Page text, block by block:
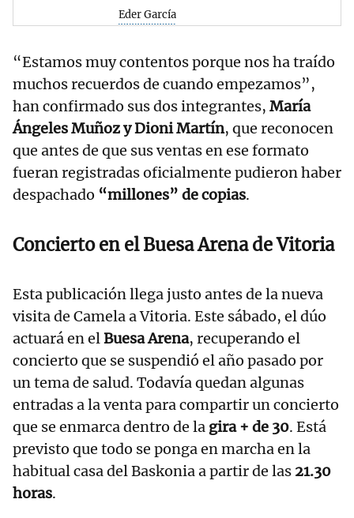
Eder García
“Estamos muy contentos porque nos ha traído
muchos recuerdos de cuando empezamos”,
han confirmado sus dos integrantes, María
Ángeles Muñoz y Dioni Martín, que reconocen
que antes de que sus ventas en ese formato
fueran registradas oficialmente pudieron haber
despachado “millones” de copias.
Concierto en el Buesa Arena de Vitoria
Esta publicación llega justo antes de la nueva
visita de Camela a Vitoria. Este sábado, el dúo
actuará en elBuesa Arena, recuperando el
concierto que se suspendió el año pasado por
un tema de salud. Todavía quedan algunas
entradas a la venta para compartir un concierto
que se enmarca dentro de la gira + de 30. Está
previsto que todo se ponga en marcha en la
habitual casa del Baskonia a partir de las 21.30
horas.